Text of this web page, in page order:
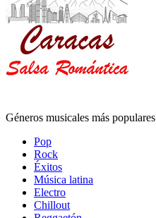
Géneros musicales más populares
Pop
Rock
Éxitos
Música latina
Electro
Chillout